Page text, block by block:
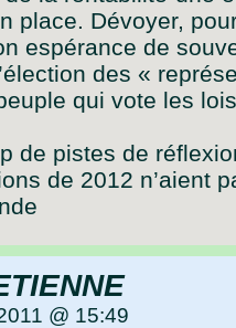
place. Dévoyer,
espérance de
des «
qui vote les
de pistes de
de 2012 n’aient
@ 15:49